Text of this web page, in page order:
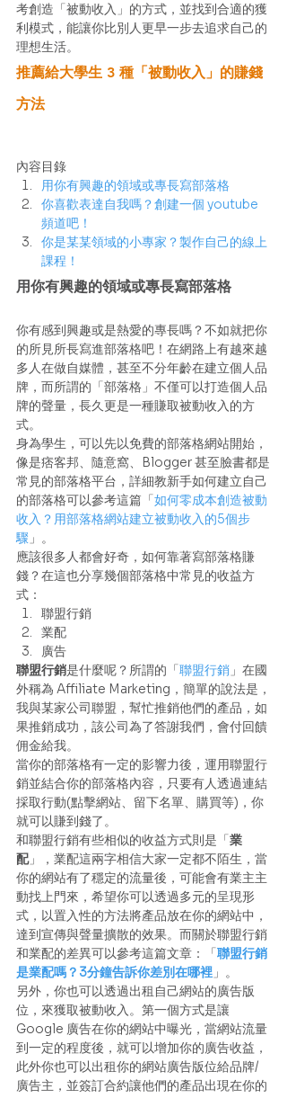
考創造「被動收入」的方式，並找到合適的獲
利模式，能讓你比別人更早一步去追求自己的
理想生活。
推薦給大學生 3 種「被動收入」的賺錢
方法
內容目錄
用你有興趣的領域或專長寫部落格
你喜歡表達自我嗎？創建一個 youtube
頻道吧！
你是某某領域的小專家？製作自己的線上
課程！
用你有興趣的領域或專長寫部落格
你有感到興趣或是熱愛的專長嗎？不如就把你
的所見所長寫進部落格吧！在網路上有越來越
多人在做自媒體，甚至不分年齡在建立個人品
牌，而所謂的「部落格」不僅可以打造個人品
牌的聲量，長久更是一種賺取被動收入的方
式。
身為學生，可以先以免費的部落格網站開始，
像是痞客邦、隨意窩、Blogger 甚至臉書都是
常見的部落格平台，詳細教新手如何建立自己
的部落格可以參考這篇「如何零成本創造被動
收入？用部落格網站建立被動收入的5個步
驟 」。
應該很多人都會好奇，如何靠著寫部落格賺
錢？在這也分享幾個部落格中常見的收益方
式：
聯盟行銷
業配
廣告
聯盟行銷是什麼呢？所謂的「聯盟行銷 」在國
外稱為 Affiliate Marketing，簡單的說法是，
我與某家公司聯盟，幫忙推銷他們的產品，如
果推銷成功，該公司為了答謝我們，會付回饋
佣金給我。
當你的部落格有一定的影響力後，運用聯盟行
銷並結合你的部落格內容，只要有人透過連結
採取行動(點擊網站、留下名單、購買等)，你
就可以賺到錢了。
和聯盟行銷有些相似的收益方式則是「業
配」，業配這兩字相信大家一定都不陌生，當
你的網站有了穩定的流量後，可能會有業主主
動找上門來，希望你可以透過多元的呈現形
式，以置入性的方法將產品放在你的網站中，
達到宣傳與聲量擴散的效果。而關於聯盟行銷
和業配的差異可以參考這篇文章：「聯盟行銷
是業配嗎？3分鐘告訴你差別在哪裡 」。
另外，你也可以透過出租自己網站的廣告版
位，來獲取被動收入。第一個方式是讓
Google 廣告在你的網站中曝光，當網站流量
到一定的程度後，就可以增加你的廣告收益，
此外你也可以出租你的網站廣告版位給品牌/
廣告主，並簽訂合約讓他們的產品出現在你的